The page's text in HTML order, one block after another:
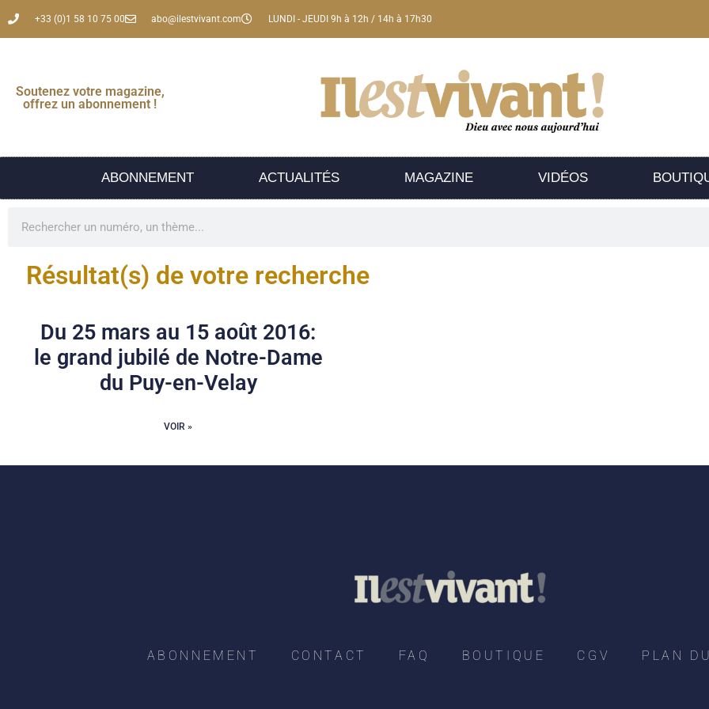
+33 (0)1 58 10 75 00 abo@ilestvivant.com LUNDI - JEUDI 9h à 12h / 14h à 17h30
Soutenez votre magazine,
offrez un abonnement !
ABONNEMENT ACTUALITÉS MAGAZINE VIDÉOS
Résultat(s) de votre recherche
Du 25 mars au 15 août 2016:
le grand jubilé de Notre-Dame
du Puy-en-Velay
VOIR »
ABONNEMENT CONTACT FAQ BOUTIQUE CGV PLAN